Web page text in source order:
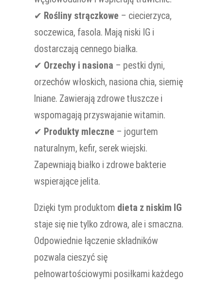
✔ Rośliny strączkowe – ciecierzyca,
soczewica, fasola. Mają niski IG i
dostarczają cennego białka.
✔ Orzechy i nasiona – pestki dyni,
orzechów włoskich, nasiona chia, siemię
lniane. Zawierają zdrowe tłuszcze i
wspomagają przyswajanie witamin.
✔ Produkty mleczne – jogurtem
naturalnym, kefir, serek wiejski.
Zapewniają białko i zdrowe bakterie
wspierające jelita.
Dzięki tym produktom dieta z niskim IG
staje się nie tylko zdrowa, ale i smaczna.
Odpowiednie łączenie składników
pozwala cieszyć się
pełnowartościowymi posiłkami każdego